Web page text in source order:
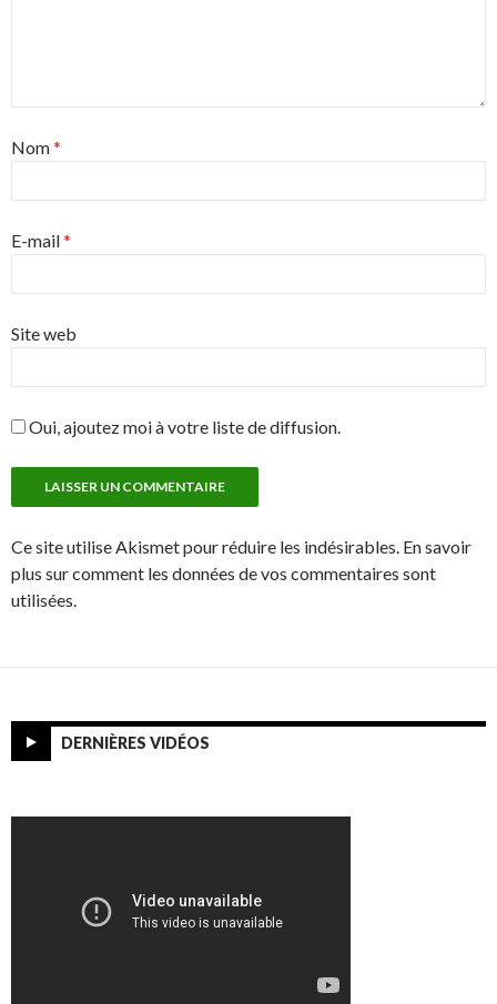
Nom*
E-mail*
Site web
Oui, ajoutez moi à votre liste de diffusion.
Ce site utilise Akismet pour réduire les indésirables. En savoir
plus sur comment les données de vos commentaires sont
utilisées.
DERNIÈRES VIDÉOS